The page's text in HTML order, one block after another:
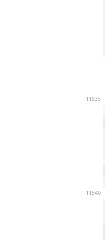
11535
11540